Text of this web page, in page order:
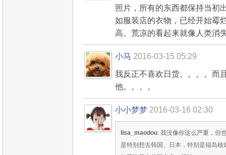
照片，所有的东西都保持当初
如服装店的衣物，已经开始霉
高。荒凉的看起来就像人类消
小马 2016-03-15 05:29
我反正不喜欢日货。。。。而
他。。。。
小小梦梦 2016-03-16 02:30
lisa_maodou: 我没像你这么严重，但
是特别想去韩国、日本，特别是福岛